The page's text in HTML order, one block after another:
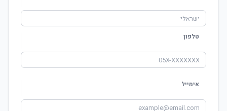
טלפון
אימייל